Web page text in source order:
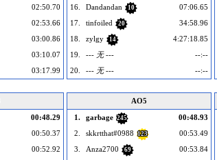
02:50.70
02:53.66
03:00.86
03:10.07
03:17.99
16.
Dandandan 10
07:06.65
17.
tinfoiled 20
34:58.96
18.
zylgy 14
4:27:18.85
19.
--- 无 ---
--:--
20.
--- 无 --- --:--
00:48.29
00:50.37
00:52.92
AO5
1.
garbage 245
00:48.93
2.
skkrtthat#0988 123
00:53.49
3.
Anza2700 69
00:53.84